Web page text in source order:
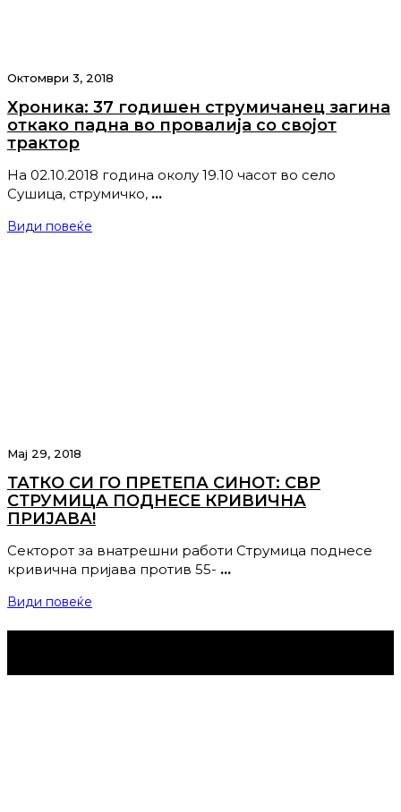
Октомври 3, 2018
Хроника: 37 годишен струмичанец загина
откако падна во провалија со својот
трактор
На 02.10.2018 година околу 19.10 часот во село
Сушица, струмичко, …
Види повеќе
Мај 29, 2018
ТАТКО СИ ГО ПРЕТЕПА СИНОТ: СВР
СТРУМИЦА ПОДНЕСЕ КРИВИЧНА
ПРИЈАВА!
Секторот за внатрешни работи Струмица поднесе
кривична пријава против 55- …
Види повеќе